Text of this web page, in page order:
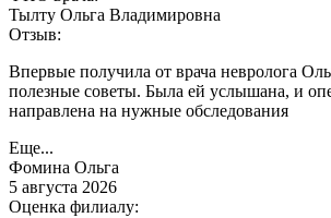
Тылту Ольга Владимировна
Отзыв:
Впервые получила от врача невролога
полезные советы. Была ей услышана, и
направлена на нужные обследования
Еще...
Фомина Ольга
5 августа 2026
Оценка филиалу: